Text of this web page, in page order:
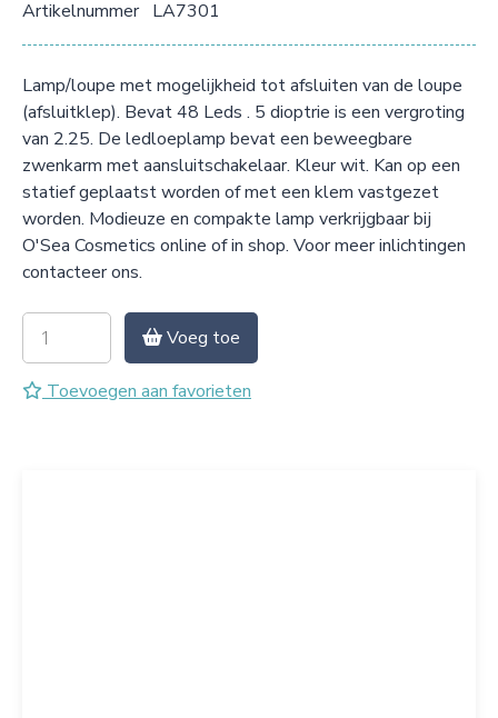
Artikelnummer LA7301
Lamp/loupe met mogelijkheid tot afsluiten van de loupe
(afsluitklep). Bevat 48 Leds . 5 dioptrie is een vergroting
van 2.25. De ledloeplamp bevat een beweegbare
zwenkarm met aansluitschakelaar. Kleur wit. Kan op een
statief geplaatst worden of met een klem vastgezet
worden. Modieuze en compakte lamp verkrijgbaar bij
O'Sea Cosmetics online of in shop. Voor meer inlichtingen
contacteer ons.
Voeg toe
Toevoegen aan favorieten